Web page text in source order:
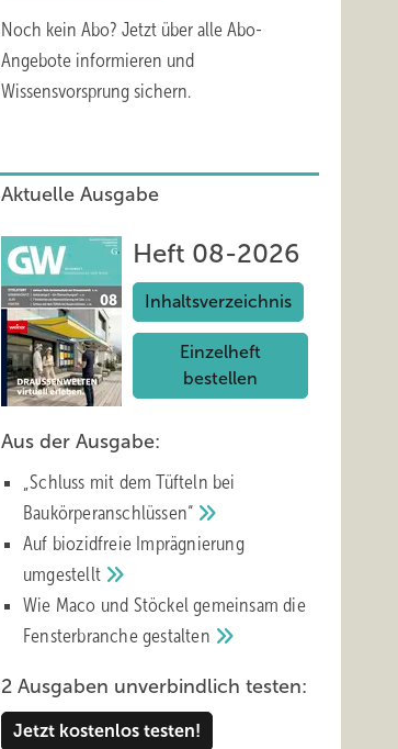
Noch kein Abo? Jetzt über alle Abo-
Angebote informieren und
Wissensvorsprung sichern.
Aktuelle Ausgabe
Heft 08-2026
Inhaltsverzeichnis
Einzelheft
bestellen
Aus der Ausgabe:
„Schluss mit d em Tüfteln bei
Baukörperanschlüssen“
Auf biozidfreie Imprägnierung
umgestellt
Wie Maco und Stöckel gemeinsam die
Fensterbranche gestalten
2 Ausgaben unverbindlich testen:
Jetzt kostenlos testen!